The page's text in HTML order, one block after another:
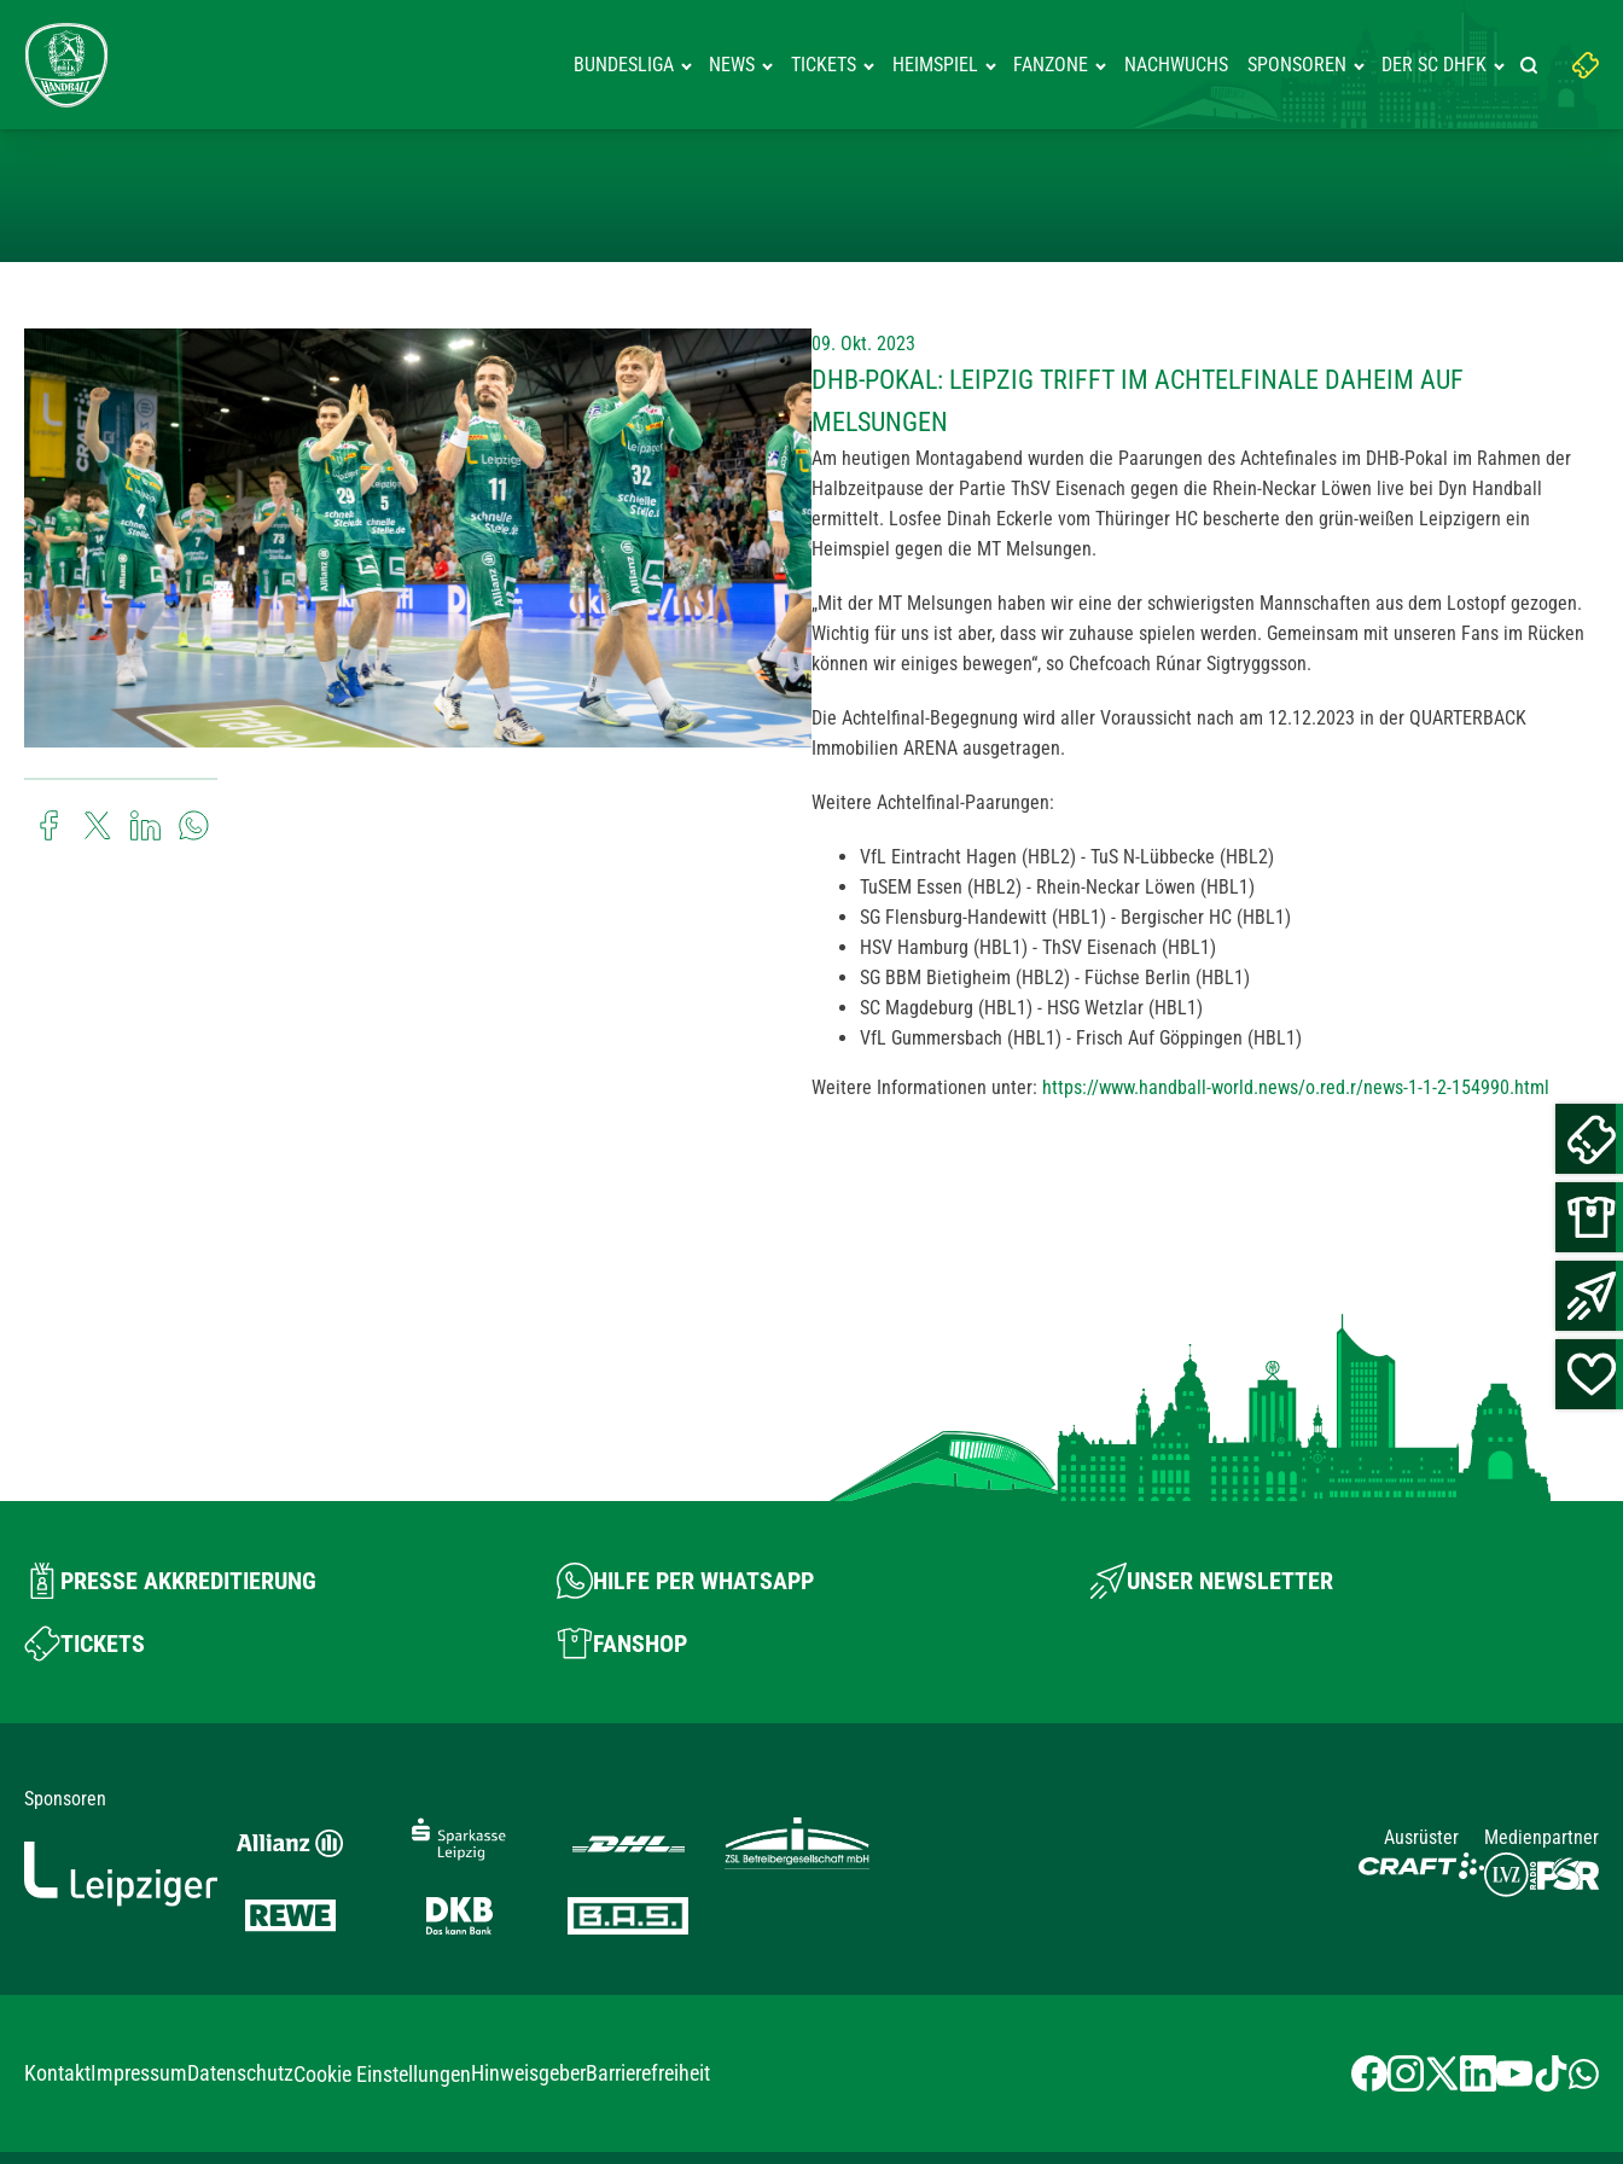
BUNDESLIGA NEWS TICKETS HEIMSPIEL FANZONE NACHWUCHS SPONSOREN DER SC DHFK
Suchbegriff
eingeben:
Suche
09. Okt. 2023
DHB-POKAL: LEIPZIG TRIFFT IM ACHTELFINALE DAHEIM AUF
MELSUNGEN
Am heutigen Montagabend wurden die Paarungen des Achtefinales im DHB-Pokal im Rahmen der
Halbzeitpause der Partie ThSV Eisenach gegen die Rhein-Neckar Löwen live bei Dyn Handball
ermittelt. Losfee Dinah Eckerle vom Thüringer HC bescherte den grün-weißen Leipzigern ein
Heimspiel gegen die MT Melsungen.
„Mit der MT Melsungen haben wir eine der schwierigsten Mannschaften aus dem Lostopf gezogen.
Wichtig für uns ist aber, dass wir zuhause spielen werden. Gemeinsam mit unseren Fans im Rücken
können wir einiges bewegen“, so Chefcoach Rúnar Sigtryggsson.
Die Achtelfinal-Begegnung wird aller Voraussicht nach am 12.12.2023 in der QUARTERBACK
Immobilien ARENA ausgetragen.
Weitere Achtelfinal-Paarungen:
VfL Eintracht Hagen (HBL2) - TuS N-Lübbecke (HBL2)
TuSEM Essen (HBL2) - Rhein-Neckar Löwen (HBL1)
SG Flensburg-Handewitt (HBL1) - Bergischer HC (HBL1)
HSV Hamburg (HBL1) - ThSV Eisenach (HBL1)
SG BBM Bietigheim (HBL2) - Füchse Berlin (HBL1)
SC Magdeburg (HBL1) - HSG Wetzlar (HBL1)
VfL Gummersbach (HBL1) - Frisch Auf Göppingen (HBL1)
Weitere Informationen unter: https://www.handball-world.news/o.red.r/news-1-1-2-154990.html
PRESSE AKKREDITIERUNG HILFE PER WHATSAPP UNSER NEWSLETTER
TICKETS FANSHOP
Sponsoren
Ausrüster
Medienpartner
KontaktImpressumDatenschutzCookie EinstellungenHinweisgeberBarrierefreiheit